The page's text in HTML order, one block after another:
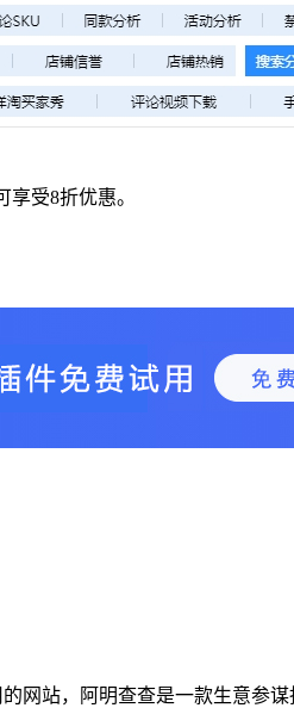
受8折优惠。
网站，阿明查查是一款生意